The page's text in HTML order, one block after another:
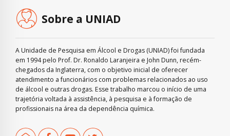
Sobre a UNIAD
A Unidade de Pesquisa em Álcool e Drogas (UNIAD) foi fundada
em 1994 pelo Prof. Dr. Ronaldo Laranjeira e John Dunn, recém-
chegados da Inglaterra, com o objetivo inicial de oferecer
atendimento a funcionários com problemas relacionados ao uso
de álcool e outras drogas. Esse trabalho marcou o início de uma
trajetória voltada à assistência, à pesquisa e à formação de
profissionais na área da dependência química.